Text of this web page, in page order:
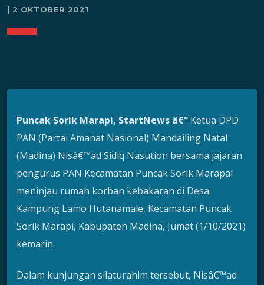
| 2 OKTOBER 2021
Puncak Sorik Marapi, StartNews â€“ Ketua DPD
PAN (Partai Amanat Nasional) Mandailing Natal
(Madina) Nisâ€™ad Sidiq Nasution bersama jajaran
pengurus PAN Kecamatan Puncak Sorik Marapai
meninjau rumah korban kebakaran di Desa
Kampung Lamo Hutanamale, Kecamatan Puncak
Sorik Marapi, Kabupaten Madina, Jumat (1/10/2021)
kemarin.
Dalam kunjungan silaturahim tersebut, Nisâ€™ad